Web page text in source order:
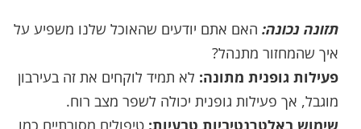
תזונה נכונה: האם אתם יודעים שהאוכל שלנו משפיע על
איך שהמחזור מתנהל?
פעילות גופנית מתונה: לא תמיד לוקחים את זה בעירבון
מוגבל, אך פעילות גופנית יכולה לשפר מצב רוח.
שימוש באלטרנטיביות טבעיות: טיפולים מסורתיים כמו